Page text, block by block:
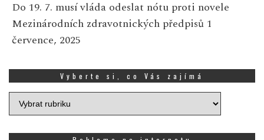
Do 19. 7. musí vláda odeslat nótu proti novele
Mezinárodních zdravotnických předpisů 1
července, 2025
Vyberte si, co Vás zajímá
Vyberte
si,